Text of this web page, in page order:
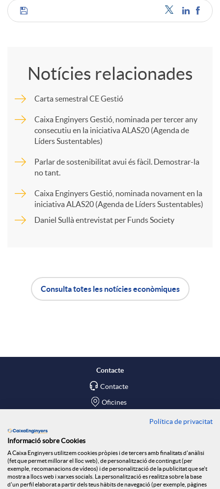
n
t
C
p
t
r
x
e
Notícies relacionades
Carta semestral CE Gestió
Caixa Enginyers Gestió, nominada per tercer any
consecutiu en la iniciativa ALAS20 (Agenda de
Líders Sustentables)
Parlar de sostenibilitat avui és fàcil. Demostrar-la
no tant.
Caixa Enginyers Gestió, nominada novament en la
iniciativa ALAS20 (Agenda de Líders Sustentables)
Daniel Sullà entrevistat per Funds Society
c
a
n
n
Consulta totes les notícies econòmiques
Contacte
Contacte
Oficines
Social Room
Política de privacitat
Informació sobre Cookies
A Caixa Enginyers utilitzem cookies pròpies i de tercers amb finalitats d'anàlisi
(fet que permet millorar el lloc web), de personalització de contingut (per
exemple, recomanacions de vídeos) i de personalització de la publicitat que se't
mostra a llocs web i xarxes socials. La personalització es realitza sobre la base
d'un perfil elaborat a partir dels teus hàbits de navegació (per exemple, pàgines